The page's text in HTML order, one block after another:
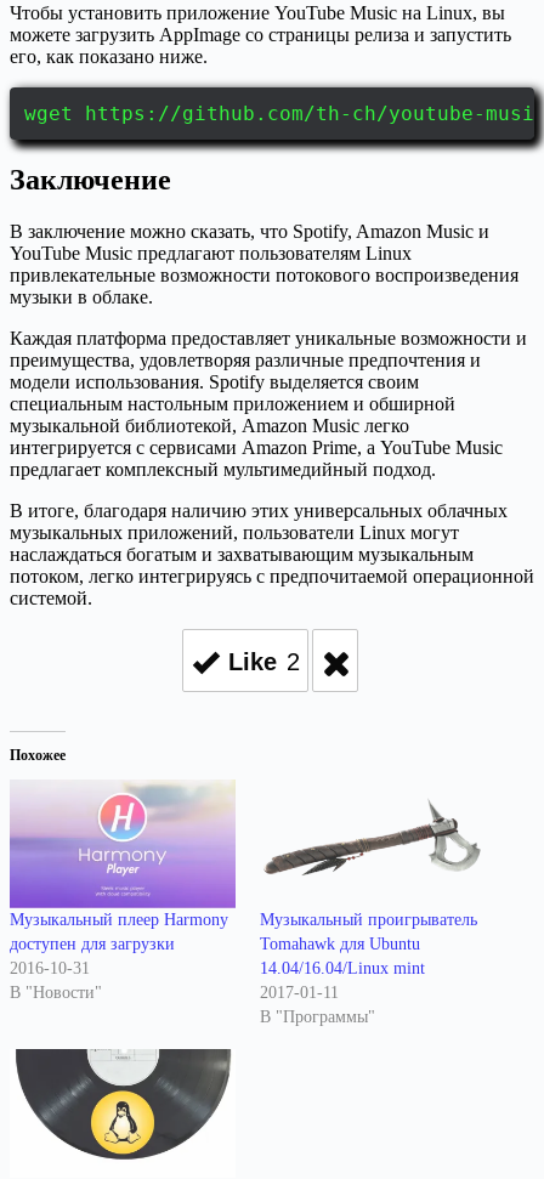
Чтобы установить приложение YouTube Music на Linux, вы
можете загрузить AppImage со страницы релиза и запустить
его, как показано ниже.
wget https://github.com/th-ch/youtube-music/
Заключение
В заключение можно сказать, что Spotify, Amazon Music и
YouTube Music предлагают пользователям Linux
привлекательные возможности потокового воспроизведения
музыки в облаке.
Каждая платформа предоставляет уникальные возможности и
преимущества, удовлетворяя различные предпочтения и
модели использования. Spotify выделяется своим
специальным настольным приложением и обширной
музыкальной библиотекой, Amazon Music легко
интегрируется с сервисами Amazon Prime, а YouTube Music
предлагает комплексный мультимедийный подход.
В итоге, благодаря наличию этих универсальных облачных
музыкальных приложений, пользователи Linux могут
наслаждаться богатым и захватывающим музыкальным
потоком, легко интегрируясь с предпочитаемой операционной
системой.
Like 2
Похожее
Музыкальный плеер Harmony
доступен для загрузки
2016-10-31
В "Новости"
Музыкальный проигрыватель
Tomahawk для Ubuntu
14.04/16.04/Linux mint
2017-01-11
В "Программы"